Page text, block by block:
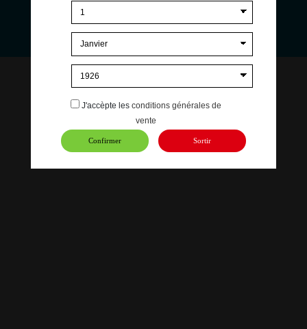
E-liquide Store
26 All. de la Lavande, 84300 Cavaillon
09 67 31 88 15
contact@e-liquide-store.com
EVOLUVAP 2025 | Conception French Digital Business
J'accèpte les conditions générales de
vente
Confirmer Sortir